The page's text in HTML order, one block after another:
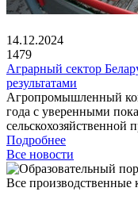
14.12.2024
1479
Аграрный сектор
результатами
Агропромышленный
года с уверенными
сельскохозяйственной
Подробнее
Все новости
Все производственные